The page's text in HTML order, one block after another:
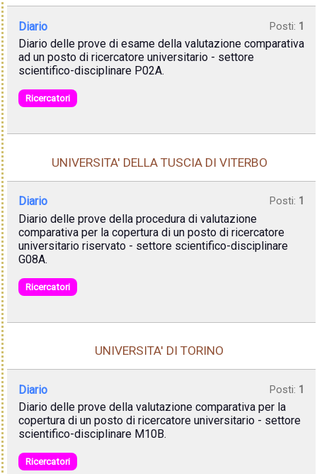
Diario Posti: 1
Diario delle prove di esame della valutazione comparativa
ad un posto di ricercatore universitario - settore
scientifico-disciplinare P02A.
Ricercatori
UNIVERSITA' DELLA TUSCIA DI VITERBO
Diario Posti: 1
Diario delle prove della procedura di valutazione
comparativa per la copertura di un posto di ricercatore
universitario riservato - settore scientifico-disciplinare
G08A.
Ricercatori
UNIVERSITA' DI TORINO
Diario Posti: 1
Diario delle prove della valutazione comparativa per la
copertura di un posto di ricercatore universitario - settore
scientifico-disciplinare M10B.
Ricercatori